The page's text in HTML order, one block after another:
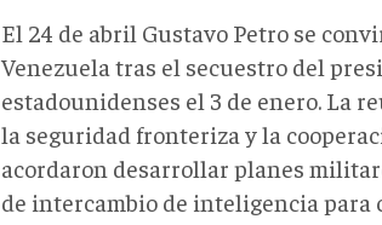
El 24 de abril Gustavo Petro se
Venezuela tras el secuestro del
estadounidenses el 3 de enero. La
la seguridad fronteriza y la
acordaron desarrollar planes
de intercambio de inteligencia